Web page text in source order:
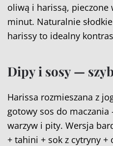
oliwą i harissą, pieczone
minut. Naturalnie
harissy to idealny
Dipy i sosy —
Harissa rozmieszana z
gotowy sos do
warzyw i pity. Wersja
+ tahini + sok z cytryny